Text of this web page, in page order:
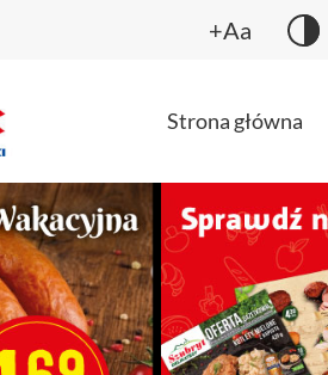
+Aa
Strona główna